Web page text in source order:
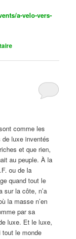
a-velo-vers-
comme les
luxe inventés
et que rien,
au peuple. À la
ou de la
quand tout le
sur la côte, n’a
la masse n’en
par sa
luxe. Et le luxe,
le monde